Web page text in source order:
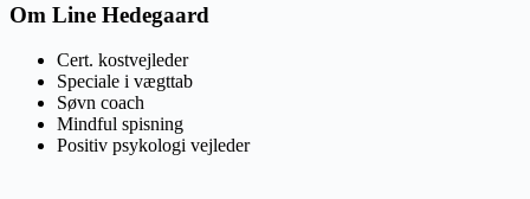
Om Line Hedegaard
Cert. kostvejleder
Speciale i vægttab
Søvn coach
Mindful spisning
Positiv psykologi vejleder